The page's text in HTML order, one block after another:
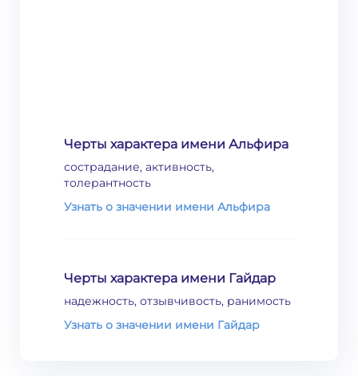
Черты характера имени Альфира
сострадание, активность,
толерантность
Узнать о значении имени Альфира
Черты характера имени Гайдар
надежность, отзывчивость, ранимость
Узнать о значении имени Гайдар